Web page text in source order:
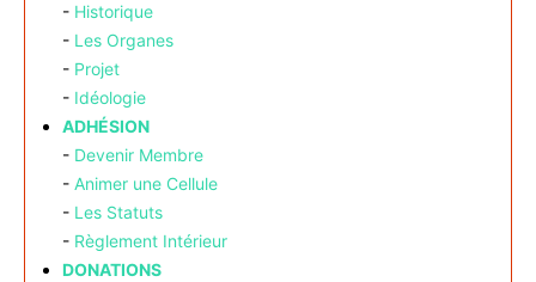
- Historique
- Les Organes
- Projet
- Idéologie
ADHÉSION
- Devenir Membre
- Animer une Cellule
- Les Statuts
- Règlement Intérieur
DONATIONS